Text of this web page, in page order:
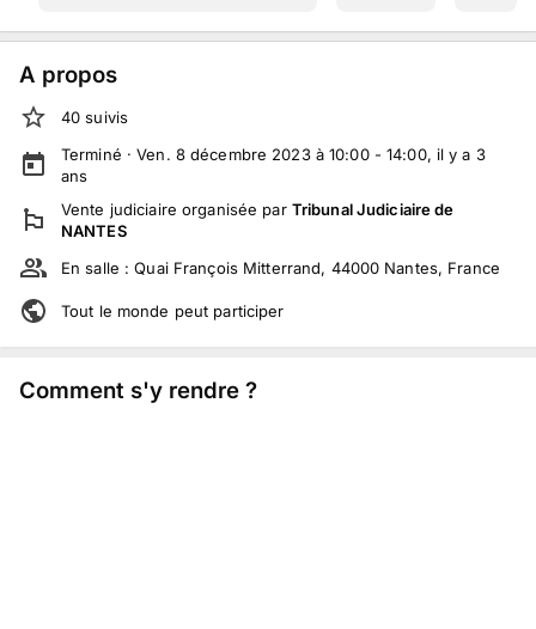
A propos
40 suivis
Terminé ·Ven. 8 décembre 2023 à 10:00 - 14:00, il y a 3
ans
Vente judiciaire organisée par Tribunal Judiciaire de
NANTES
En salle :Quai François Mitterrand, 44000 Nantes, France
Tout le monde peut participer
Comment s'y rendre ?